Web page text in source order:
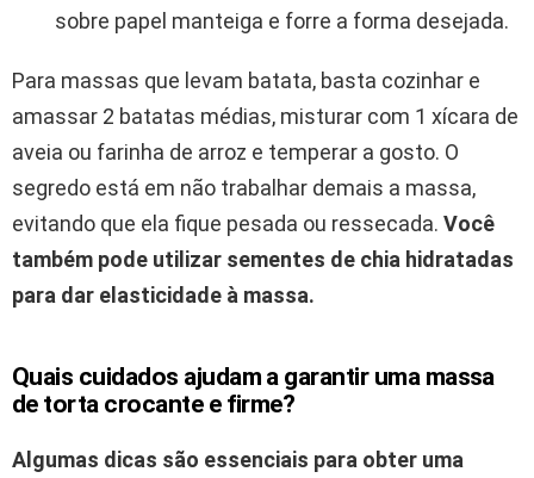
sobre papel manteiga e forre a forma desejada.
Para massas que levam batata, basta cozinhar e
amassar 2 batatas médias, misturar com 1 xícara de
aveia ou farinha de arroz e temperar a gosto. O
segredo está em não trabalhar demais a massa,
evitando que ela fique pesada ou ressecada. Você
também pode utilizar sementes de chia hidratadas
para dar elasticidade à massa.
Quais cuidados ajudam a garantir uma massa
de torta crocante e firme?
Algumas dicas são essenciais para obter uma